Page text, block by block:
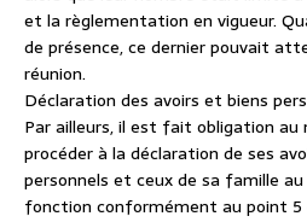
et la règlementation en vigueur.
de présence, ce dernier pouvait
réunion.
Déclaration des avoirs et biens
Par ailleurs, il est fait obligation au
procéder à la déclaration de ses
personnels et ceux de sa famille
fonction conformément au point 5